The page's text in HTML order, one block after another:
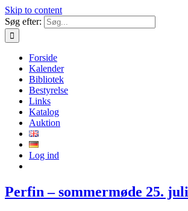
Skip to content
Søg efter:
Forside
Kalender
Bibliotek
Bestyrelse
Links
Katalog
Auktion
Log ind
Perfin – sommermøde 25.